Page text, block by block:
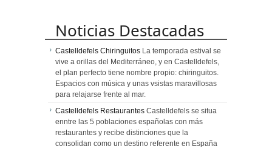
icónico
Salón
Bonanova
Noticias Destacadas
Castelldefels Chiringuitos La temporada estival se
vive a orillas del Mediterráneo, y en Castelldefels,
el plan perfecto tiene nombre propio: chiringuitos.
Espacios con música y unas vsistas maravillosas
para relajarse frente al mar.
Castelldefels Restaurantes Castelldefels se situa
enntre las 5 poblaciones españolas con más
restaurantes y recibe distinciones que la
consolidan como un destino referente en España